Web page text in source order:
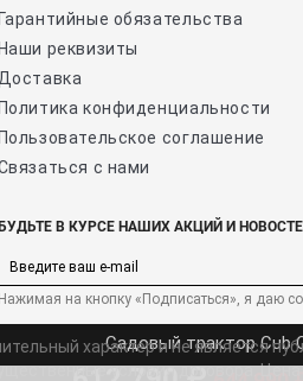
Садовый трактор Cub
Гарантийные обязательства
Наши реквизиты
Доставка
Политика конфиденциальности
Пользовательское соглашение
с нами
БУДЬТЕ В КУРСЕ НАШИХ АКЦИЙ И
Нажимая на кнопку «Подписаться», я даю
характер и не является
условия договора.